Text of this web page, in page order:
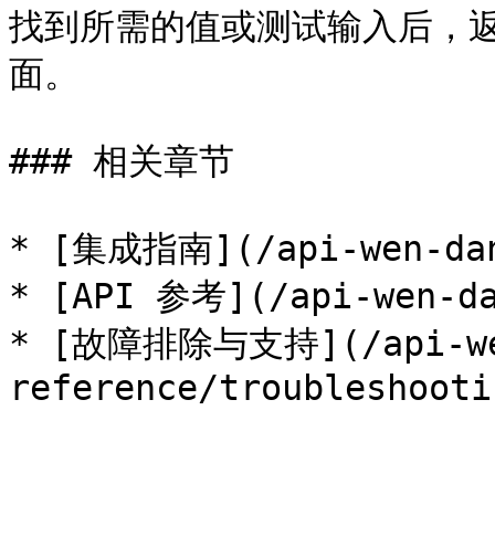
找到所需的值或测试输入后，
面。
### 相关章节
* [集成指南](/api-wen-
* [API 参考](/api-wen-
* [故障排除与支持](/api-